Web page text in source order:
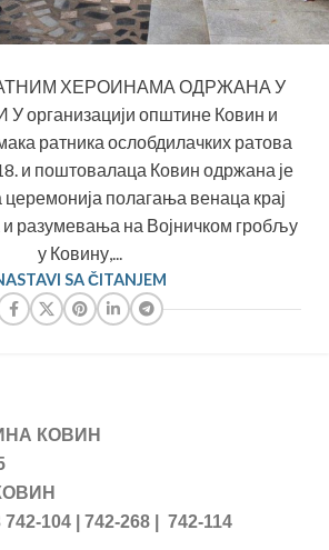
ХЕРОИНАМА ОДРЖАНА У
општине Ковин и
ратника ослобдилачких ратова
и поштовалаца Ковин одржана је
полагања венаца крај
разумевања на Војничком гробљу
у Ковину,...
SA ČITANJEM
КОВИН
742-104 | 742-268 | 742-114